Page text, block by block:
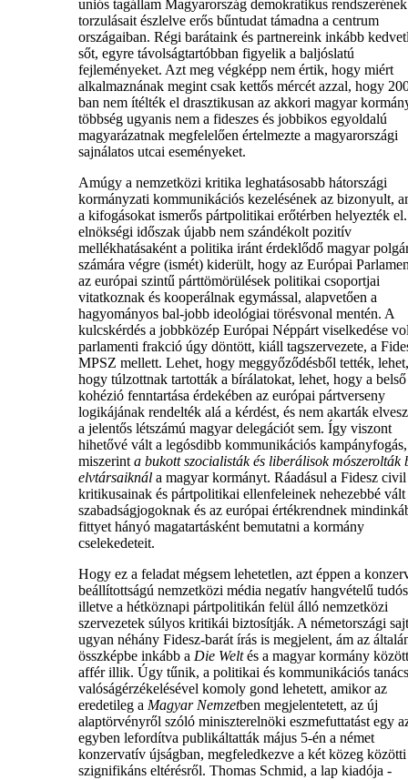
uniós tagállam Magyarország demokratikus rendszerének
torzulásait észlelve erős bűntudat támadna a centrum
országaiban. Régi barátaink és partnereink inkább
sőt, egyre távolságtartóbban figyelik a baljóslatú
fejleményeket. Azt meg végképp nem értik, hogy miért
alkalmaznának megint csak kettős mércét azzal, hogy
ban nem ítélték el drasztikusan az akkori magyar
többség ugyanis nem a fideszes és jobbikos egyoldalú
magyarázatnak megfelelően értelmezte a magyarországi
sajnálatos utcai eseményeket.
Amúgy a nemzetközi kritika leghatásosabb hátországi
kormányzati kommunikációs kezelésének az bizonyult,
a kifogásokat ismerős pártpolitikai erőtérben helyezték
elnökségi időszak újabb nem szándékolt pozitív
mellékhatásaként a politika iránt érdeklődő magyar
számára végre (ismét) kiderült, hogy az Európai
az európai szintű párttömörülések politikai csoportjai
vitatkoznak és kooperálnak egymással, alapvetően a
hagyományos bal-jobb ideológiai törésvonal mentén. A
kulcskérdés a jobbközép Európai Néppárt viselkedése
parlamenti frakció úgy döntött, kiáll tagszervezete, a
MPSZ mellett. Lehet, hogy meggyőződésből tették, lehet,
hogy túlzottnak tartották a bírálatokat, lehet, hogy a belső
kohézió fenntartása érdekében az európai pártverseny
logikájának rendelték alá a kérdést, és nem akarták
a jelentős létszámú magyar delegációt sem. Így viszont
hihetővé vált a legósdibb kommunikációs kampányfogás,
miszerint a bukott szocialisták és liberálisok mószerolták
elvtársaiknál a magyar kormányt. Ráadásul a Fidesz civil
kritikusainak és pártpolitikai ellenfeleinek nehezebbé vált
szabadságjogoknak és az európai értékrendnek
fittyet hányó magatartásként bemutatni a kormány
cselekedeteit.
Hogy ez a feladat mégsem lehetetlen, azt éppen a
beállítottságú nemzetközi média negatív hangvételű
illetve a hétköznapi pártpolitikán felül álló nemzetközi
szervezetek súlyos kritikái biztosítják. A németországi
ugyan néhány Fidesz-barát írás is megjelent, ám az
összképbe inkább a Die Weltés a magyar kormány
affér illik. Úgy tűnik, a politikai és kommunikációs
valóságérzékelésével komoly gond lehetett, amikor az
eredetileg a Magyar Nemzetben megjelentetett, az új
alaptörvényről szóló miniszterelnöki eszmefuttatást egy
egyben lefordítva publikáltatták május 5-én a német
konzervatív újságban, megfeledkezve a két közeg közötti
szignifikáns eltérésről. Thomas Schmid, a lap kiadója -